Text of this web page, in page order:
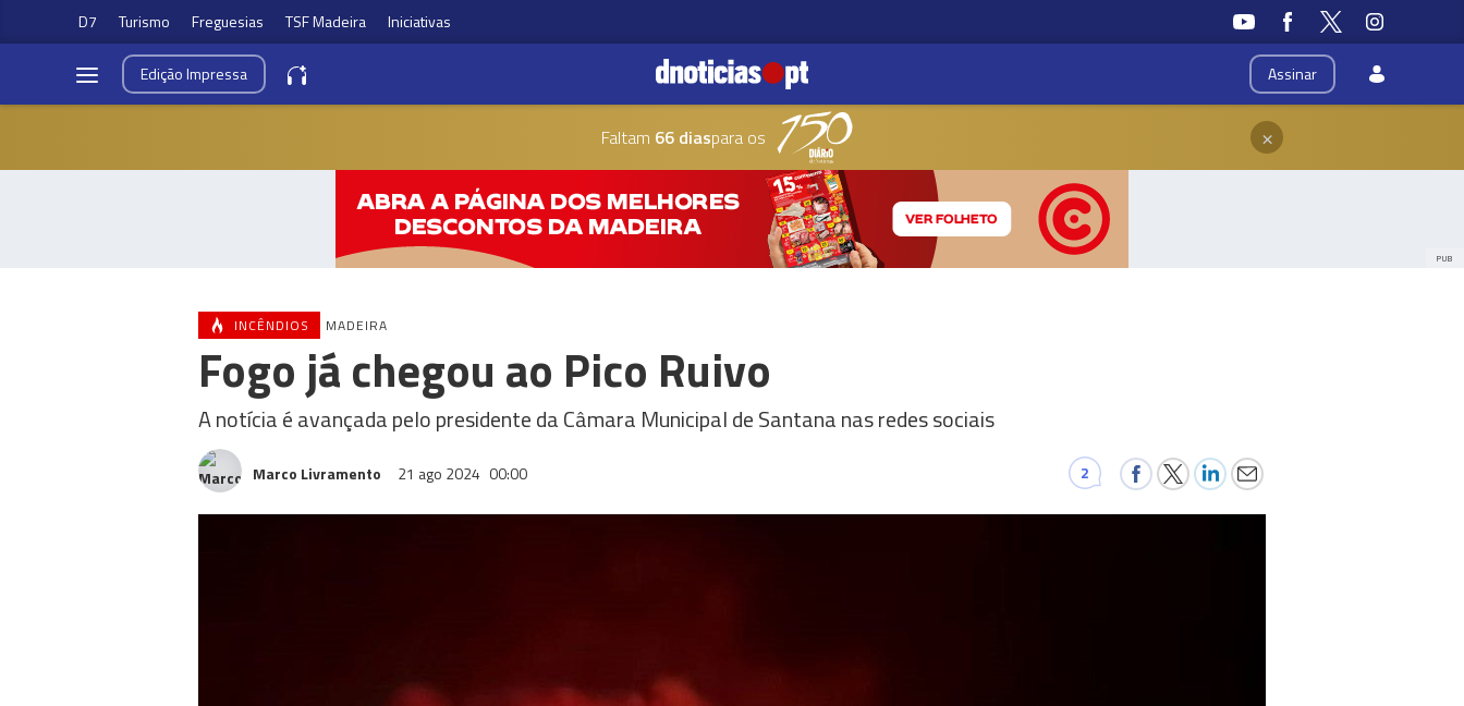
D7 Turismo Freguesias TSF Madeira Iniciativas
Assinar
EdiçãoImpressa
Faltam 66 diaspara os ×
PUB
INCÊNDIOS MADEIRA
Fogo já chegou ao Pico Ruivo
A notícia é avançada pelo presidente da Câmara Municipal de Santana nas redes sociais
Marco Livramento 21 ago 2024 00:00 2